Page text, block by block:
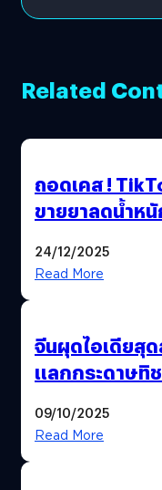
Related
ถอดเคส !
ขายยาลดน้ำห
24/12/2025
Read More
จีนผุดไอเดียสุ
แลกกระดาษทิ
09/10/2025
Read More